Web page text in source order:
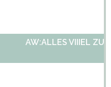
AW:ALLES VIIIEL ZU